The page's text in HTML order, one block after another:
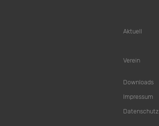
Aktuell
Verein
Downloads
Impressum
Datenschutz